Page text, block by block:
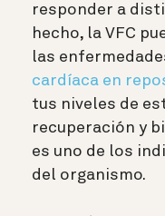
responder a
hecho, la VFC
las
cardíaca en
tus niveles de
recuperación y
es uno de los
del organismo.